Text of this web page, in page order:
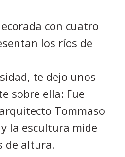
con cuatro
los ríos de
te dejo unos
sobre ella: Fue
Tommaso
la escultura mide
de altura.